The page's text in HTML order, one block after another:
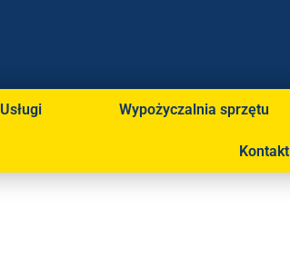
Usługi Wypożyczalnia sprzętu
Kontakt